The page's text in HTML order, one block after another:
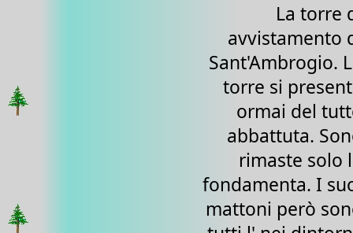
La torre
avvistamento
Sant'Ambrogio.
torre si
ormai del
abbattuta.
rimaste solo
fondamenta. I
mattoni però